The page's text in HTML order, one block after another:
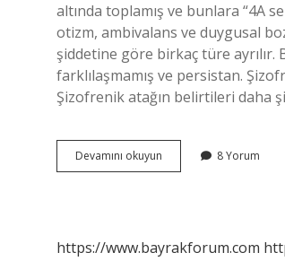
altında toplamış ve bunlara “4A
otizm, ambivalans ve duygusal
şiddetine göre birkaç türe
farklılaşmamış ve persistan.
Şizofrenik atağın belirtileri daha
Devamını okuyun Şizofreni
4
8 Yorum
https://www.bayrakforum.com